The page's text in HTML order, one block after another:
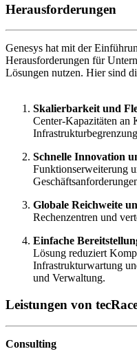
Herausforderungen
Genesys hat mit der
Herausforderungen für
Lösungen nutzen. Hier sind
Skalierbarkeit und
Center-Kapazitäten an
Schnelle Innovation
Funktionserweiterung
Globale Reichweite
Rechenzentren und
Einfache
Lösung reduziert
Infrastrukturwartung
und Verwaltung.
Leistungen von
Consulting